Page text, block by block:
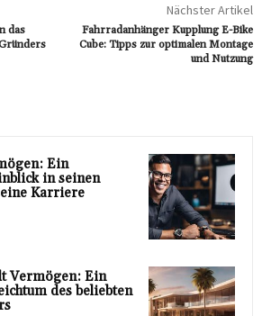
das
Nächster Artikel
Fahrradanhänger Kupplung E-Bike
Cube: Tipps zur optimalen Montage
und Nutzung
Ein
in seinen
Karriere
Vermögen: Ein
des beliebten